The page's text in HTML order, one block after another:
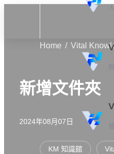
Home Vital
新增文件夾
2024年08月07日
KM 知識館